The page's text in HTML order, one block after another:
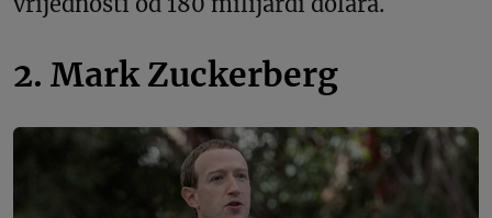
2. Mark Zuckerberg